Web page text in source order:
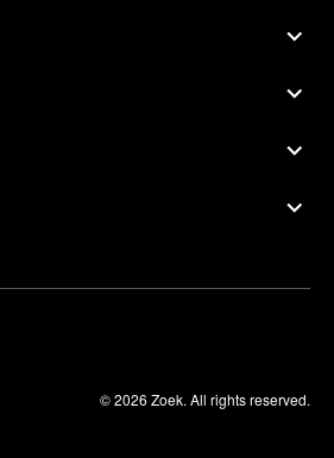
© 2026 Zoek. All rights reserved.